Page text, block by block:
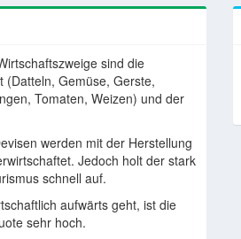
sind die
(Datteln, Gemüse, Gerste,
Tomaten, Weizen) und der
werden mit der Herstellung
Jedoch holt der stark
schnell auf.
aufwärts geht, ist die
sehr hoch.